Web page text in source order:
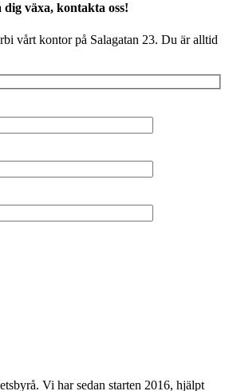
växa, kontakta oss!
vårt kontor på Salagatan 23. Du är alltid
Vi har sedan starten 2016, hjälpt